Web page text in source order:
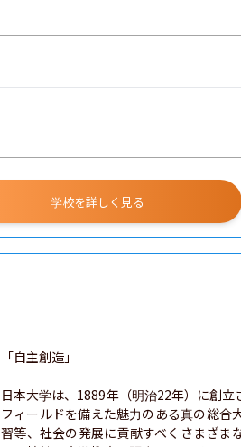
学校を詳しく見る
「自主創造」
日本大学は、1889年（明治22年）に創
フィールドを備えた魅力のある真の総合
習等、社会の発展に貢献すべくさまざま